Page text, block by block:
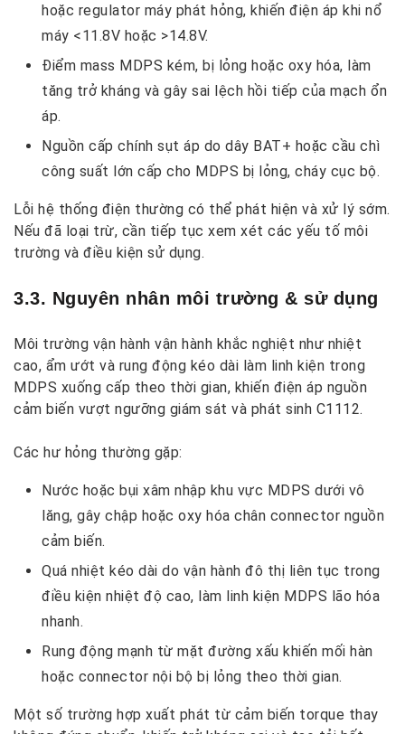
hoặc regulator máy phát hỏng, khiến điện áp khi nổ
máy <11.8V hoặc >14.8V.
Điểm mass MDPS kém, bị lỏng hoặc oxy hóa, làm
tăng trở kháng và gây sai lệch hồi tiếp của mạch ổn
áp.
Nguồn cấp chính sụt áp do dây BAT+ hoặc cầu chì
công suất lớn cấp cho MDPS bị lỏng, cháy cục bộ.
Lỗi hệ thống điện thường có thể phát hiện và xử lý sớm.
Nếu đã loại trừ, cần tiếp tục xem xét các yếu tố môi
trường và điều kiện sử dụng.
3.3. Nguyên nhân môi trường & sử dụng
Môi trường vận hành vận hành khắc nghiệt như nhiệt
cao, ẩm ướt và rung động kéo dài làm linh kiện trong
MDPS xuống cấp theo thời gian, khiến điện áp nguồn
cảm biến vượt ngưỡng giám sát và phát sinh C1112.
Các hư hỏng thường gặp:
Nước hoặc bụi xâm nhập khu vực MDPS dưới vô
lăng, gây chập hoặc oxy hóa chân connector nguồn
cảm biến.
Quá nhiệt kéo dài do vận hành đô thị liên tục trong
điều kiện nhiệt độ cao, làm linh kiện MDPS lão hóa
nhanh.
Rung động mạnh từ mặt đường xấu khiến mối hàn
hoặc connector nội bộ bị lỏng theo thời gian.
Một số trường hợp xuất phát từ cảm biến torque thay